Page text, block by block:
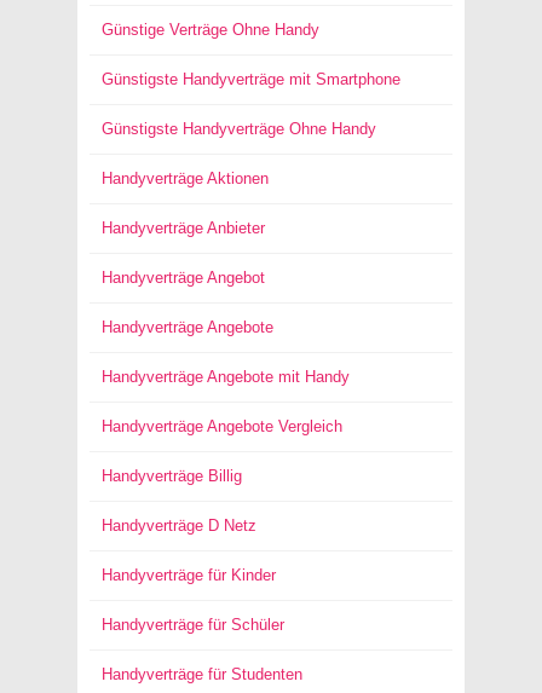
Günstige Verträge Ohne Handy
Günstigste Handyverträge mit Smartphone
Günstigste Handyverträge Ohne Handy
Handyverträge Aktionen
Handyverträge Anbieter
Handyverträge Angebot
Handyverträge Angebote
Handyverträge Angebote mit Handy
Handyverträge Angebote Vergleich
Handyverträge Billig
Handyverträge D Netz
Handyverträge für Kinder
Handyverträge für Schüler
Handyverträge für Studenten